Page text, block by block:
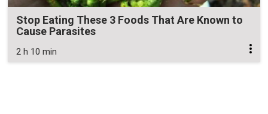
Stop Eating These 3 Foods That Are Known to
Cause Parasites
2 h 10 min